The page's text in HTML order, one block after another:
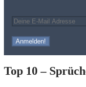
Top 10 –